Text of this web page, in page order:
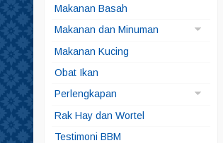
Anjing
Kucing
Makanan Basah
Makanan dan Minuman
Makanan Anjing
Makanan Ikan
Makanan Kelinci
Makanan Kura-kura
Snack
Makanan Kucing
Obat Ikan
Perlengkapan
Brangus
Kucing
Rak Hay dan Wortel
Testimoni BBM